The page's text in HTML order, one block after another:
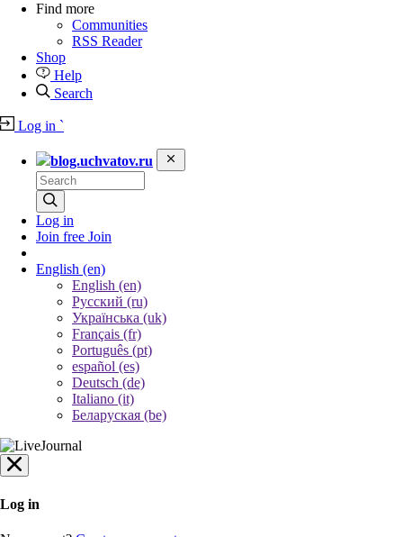
Find more
Communities
RSS Reader
Shop
Help
Search
Log in `
blog.uchvatov.ru
Log in
Join free Join
English (en)
English (en)
Русский (ru)
Українська (uk)
Français (fr)
Português (pt)
español (es)
Deutsch (de)
Italiano (it)
Беларуская (be)
Log in